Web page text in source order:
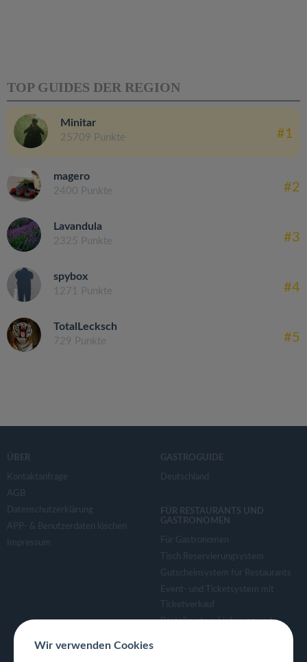
TOP GUIDES DER REGION
Minitar
25709 Punkte #1
magero
2400 Punkte #2
Lavandula
2325 Punkte #3
spybox
1271 Punkte #4
TotalLecksch
729 Punkte #5
ÜBER
Kontaktanfrage
AGB
Datenschutzerklärung
APP- & Benutzerdaten löschen
Impressum
GASTROGUIDE
Deutschland
FÜR RESTAURANTS UND
GASTRONOMEN
Für Gastronomen
Tisch Reservierungsystem
Gutscheinsystem für Restaurants
Event- und Ticketsystem mit
Ticketverkauf
Bestellsystem Lieferung und
Wir verwenden Cookies